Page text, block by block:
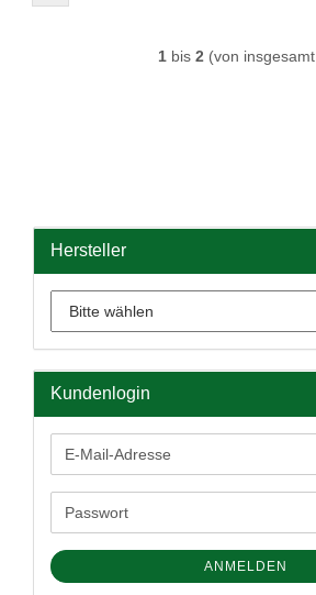
1 bis 2 (von insgesamt
Hersteller
Kundenlogin
E-
Mail-
Adresse
Passwort
ANMELDEN